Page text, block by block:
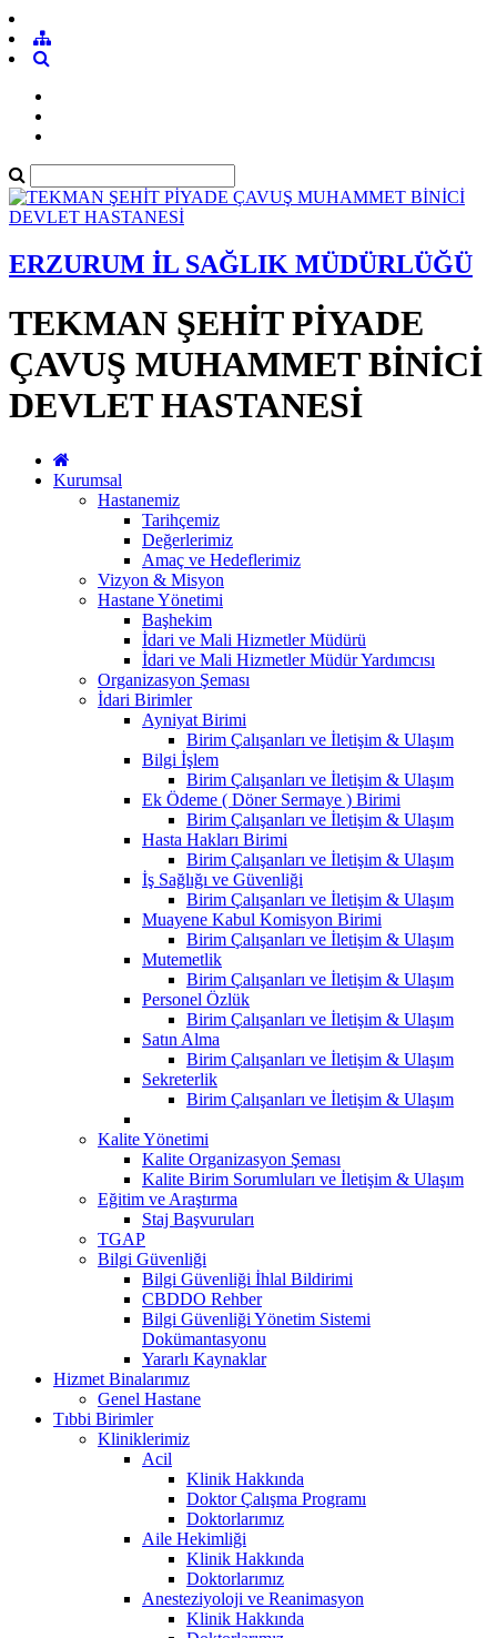
ERZURUM İL SAĞLIK MÜDÜRLÜĞÜ
TEKMAN ŞEHİT PİYADE
ÇAVUŞ MUHAMMET BİNİCİ
DEVLET HASTANESİ
Kurumsal
Hastanemiz
Tarihçemiz
Değerlerimiz
Amaç ve Hedeflerimiz
Vizyon & Misyon
Hastane Yönetimi
Başhekim
İdari ve Mali Hizmetler Müdürü
İdari ve Mali Hizmetler Müdür Yardımcısı
Organizasyon Şeması
İdari Birimler
Ayniyat Birimi
Birim Çalışanları ve İletişim & Ulaşım
Bilgi İşlem
Birim Çalışanları ve İletişim & Ulaşım
Ek Ödeme ( Döner Sermaye ) Birimi
Birim Çalışanları ve İletişim & Ulaşım
Hasta Hakları Birimi
Birim Çalışanları ve İletişim & Ulaşım
İş Sağlığı ve Güvenliği
Birim Çalışanları ve İletişim & Ulaşım
Muayene Kabul Komisyon Birimi
Birim Çalışanları ve İletişim & Ulaşım
Mutemetlik
Birim Çalışanları ve İletişim & Ulaşım
Personel Özlük
Birim Çalışanları ve İletişim & Ulaşım
Satın Alma
Birim Çalışanları ve İletişim & Ulaşım
Sekreterlik
Birim Çalışanları ve İletişim & Ulaşım
Kalite Yönetimi
Kalite Organizasyon Şeması
Kalite Birim Sorumluları ve İletişim & Ulaşım
Eğitim ve Araştırma
Staj Başvuruları
TGAP
Bilgi Güvenliği
Bilgi Güvenliği İhlal Bildirimi
CBDDO Rehber
Bilgi Güvenliği Yönetim Sistemi
Dokümantasyonu
Yararlı Kaynaklar
Hizmet Binalarımız
Genel Hastane
Tıbbi Birimler
Kliniklerimiz
Acil
Klinik Hakkında
Doktor Çalışma Programı
Doktorlarımız
Aile Hekimliği
Klinik Hakkında
Doktorlarımız
Anesteziyoloji ve Reanimasyon
Klinik Hakkında